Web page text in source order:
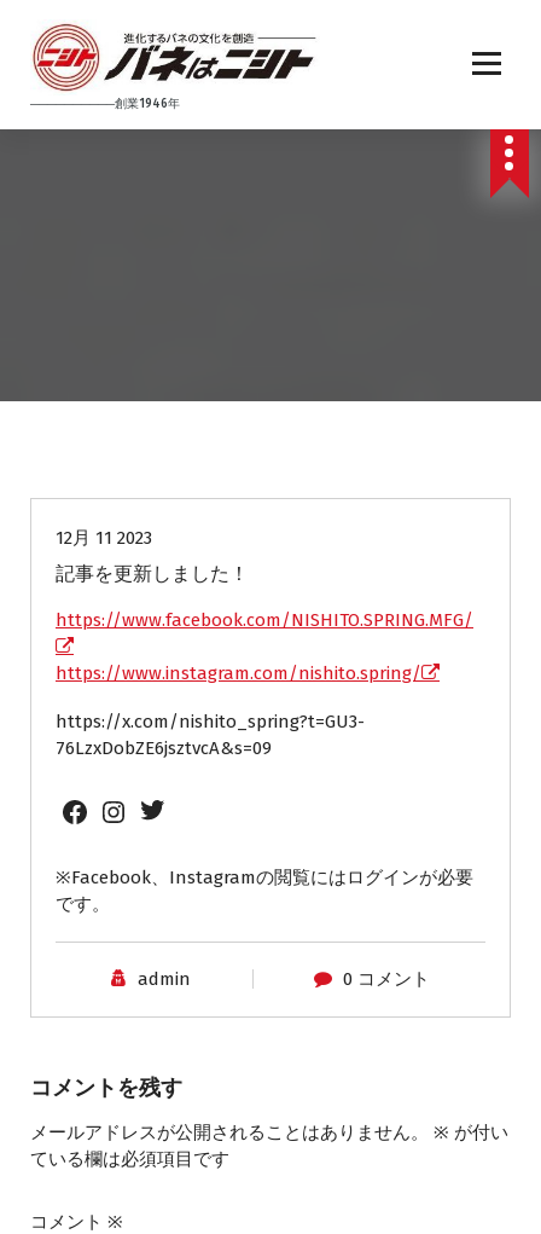
──────────創業1946年
12月 11 2023
記事を更新しました！
https://www.facebook.com/NISHITO.SPRING.MFG/
https://www.instagram.com/nishito.spring/
https://x.com/nishito_spring?t=GU3-
76LzxDobZE6jsztvcA&s=09
Facebook Instagram Twitter
※Facebook、Instagramの閲覧にはログインが必要
です。
admin 0 コメント
コメントを残す
メールアドレスが公開されることはありません。 ※ が付い
ている欄は必須項目です
コメント ※